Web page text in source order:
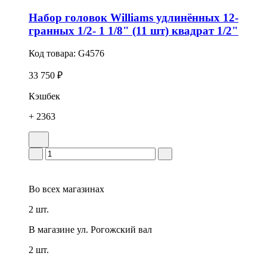
Набор головок Williams удлинённых 12-
гранных 1/2- 1 1/8" (11 шт) квадрат 1/2"
Код товара: G4576
33 750 ₽
Кэшбек
+ 2363
Во всех магазинах
2 шт.
В магазине ул. Рогожский вал
2 шт.